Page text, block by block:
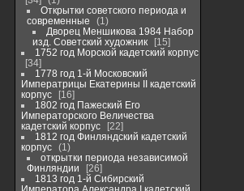
Открытки советского периода и
современные
1
Дворец Меншикова 1984 Набор
изд. Советский художник
15
1752 год Морской кадетский корпус
34
1778 год 1-й Московский
Императрицы Екатерины II кадетский
корпус
16
1802 год Пажеский Его
Императорского Величества
кадетский корпус
22
1812 год Финляндский кадетский
корпус
1
открытки периода независимой
Финляндии
26
1813 год 1-й Сибирский
Императора Александра I кадетский